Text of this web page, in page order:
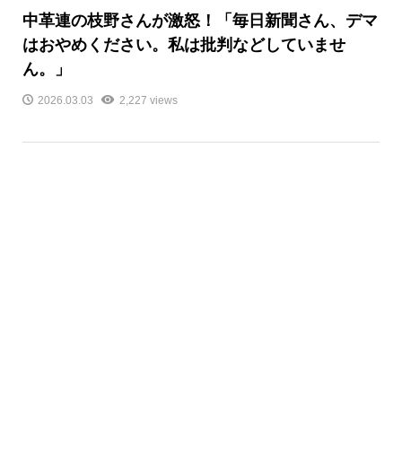
中革連の枝野さんが激怒！「毎日新聞さん、デマ
はおやめください。私は批判などしていませ
ん。」
2026.03.03 2,227 views